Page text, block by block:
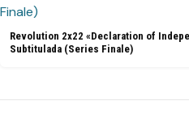
Revolution 2x22 «Declaration of
Subtitulada (Series Finale)